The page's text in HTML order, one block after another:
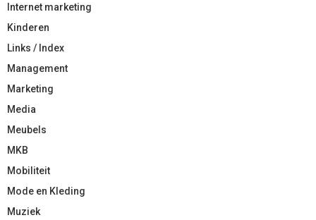
Internet marketing
Kinderen
Links / Index
Management
Marketing
Media
Meubels
MKB
Mobiliteit
Mode en Kleding
Muziek